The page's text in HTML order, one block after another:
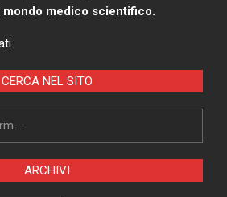
medico scientifico.
CERCA NEL SITO
ARCHIVI